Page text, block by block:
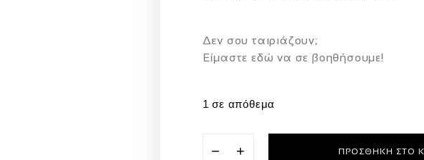
Δεν σου ταιριάζουν;
Eίμαστε εδώ να σε βοηθήσουμε!
1 σε απόθεμα
− + ΠΡΟΣΘΉΚΗ ΣΤΟ